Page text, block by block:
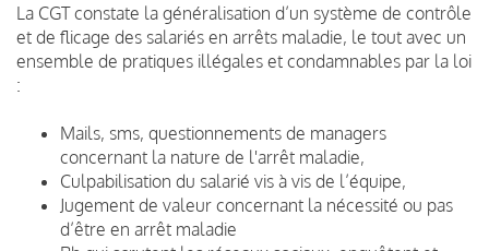
La CGT constate la généralisation d’un système de contrôle
et de flicage des salariés en arrêts maladie, le tout avec un
ensemble de pratiques illégales et condamnables par la loi
:
Mails, sms, questionnements de managers
concernant la nature de l'arrêt maladie,
Culpabilisation du salarié vis à vis de l’équipe,
Jugement de valeur concernant la nécessité ou pas
d’être en arrêt maladie